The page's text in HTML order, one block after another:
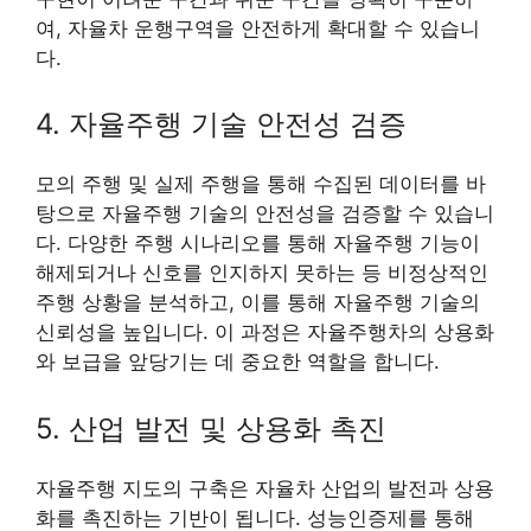
여, 자율차 운행구역을 안전하게 확대할 수 있습니
다.
4. 자율주행 기술 안전성 검증
모의 주행 및 실제 주행을 통해 수집된 데이터를 바
탕으로 자율주행 기술의 안전성을 검증할 수 있습니
다. 다양한 주행 시나리오를 통해 자율주행 기능이
해제되거나 신호를 인지하지 못하는 등 비정상적인
주행 상황을 분석하고, 이를 통해 자율주행 기술의
신뢰성을 높입니다. 이 과정은 자율주행차의 상용화
와 보급을 앞당기는 데 중요한 역할을 합니다.
5. 산업 발전 및 상용화 촉진
자율주행 지도의 구축은 자율차 산업의 발전과 상용
화를 촉진하는 기반이 됩니다. 성능인증제를 통해